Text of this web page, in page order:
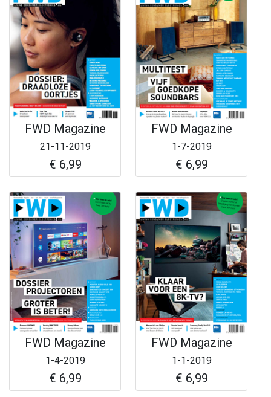
FWD Magazine
21-11-2019
€ 6,99
FWD Magazine
1-7-2019
€ 6,99
FWD Magazine
1-4-2019
€ 6,99
FWD Magazine
1-1-2019
€ 6,99